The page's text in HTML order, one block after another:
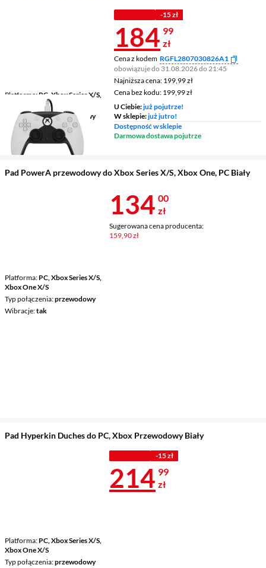
Platforma PC, Xbox Series X/S,
Xbox One X/S
Typ połączenia przewodowy
Wibracje nie
-15 zł
Cena 184,99
184 99
zł
Cena z kodem RGFL2807030826A1
obowiązuje do 31.08.2026 do 21:45
Najniższa cena: 199,99 zł
Najniższa cena: 199,99 zł
Cena bez kodu: 199,99 zł
Cena bez kodu: 199,99 zł
U Ciebie:już pojutrze!
W sklepie:już jutro!
Dostępność w sklepie
Darmowa dostawa pojutrze
Pad PowerA przewodowy do Xbox Series X/S, Xbox One, PC Biały
Platforma PC, Xbox Series X/S,
Xbox One X/S
Typ połączenia przewodowy
Wibracje tak
Cena 134 zł
134 00
zł
Sugerowana cena producenta:
159,90 zł
Pad Hyperkin Duches do PC, Xbox Przewodowy Biały
Platforma PC, Xbox Series X/S,
Xbox One X/S
Typ połączenia przewodowy
-15 zł
Cena 214,99
214 99
zł